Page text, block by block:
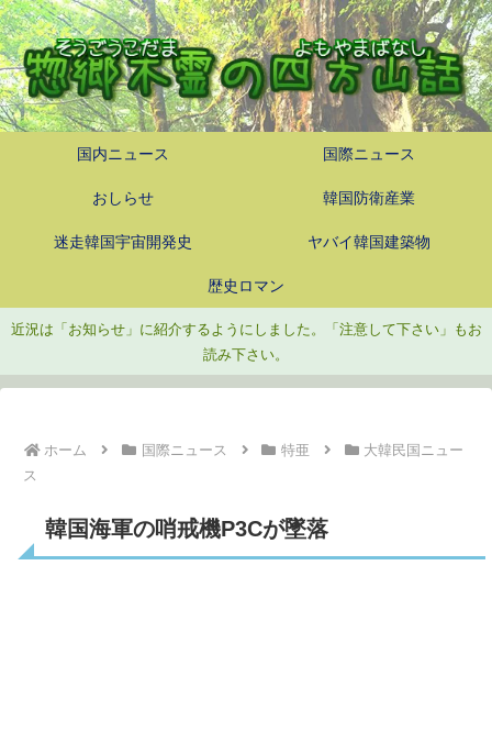
国内ニュース 国際ニュース
おしらせ 韓国防衛産業
迷走韓国宇宙開発史 ヤバイ韓国建築物
歴史ロマン
近況は「お知らせ」に紹介するようにしました。「注意して下さい」もお
読み下さい。
ホーム 国際ニュース 特亜
大韓民国ニュー
ス
韓国海軍の哨戒機P3Cが墜落